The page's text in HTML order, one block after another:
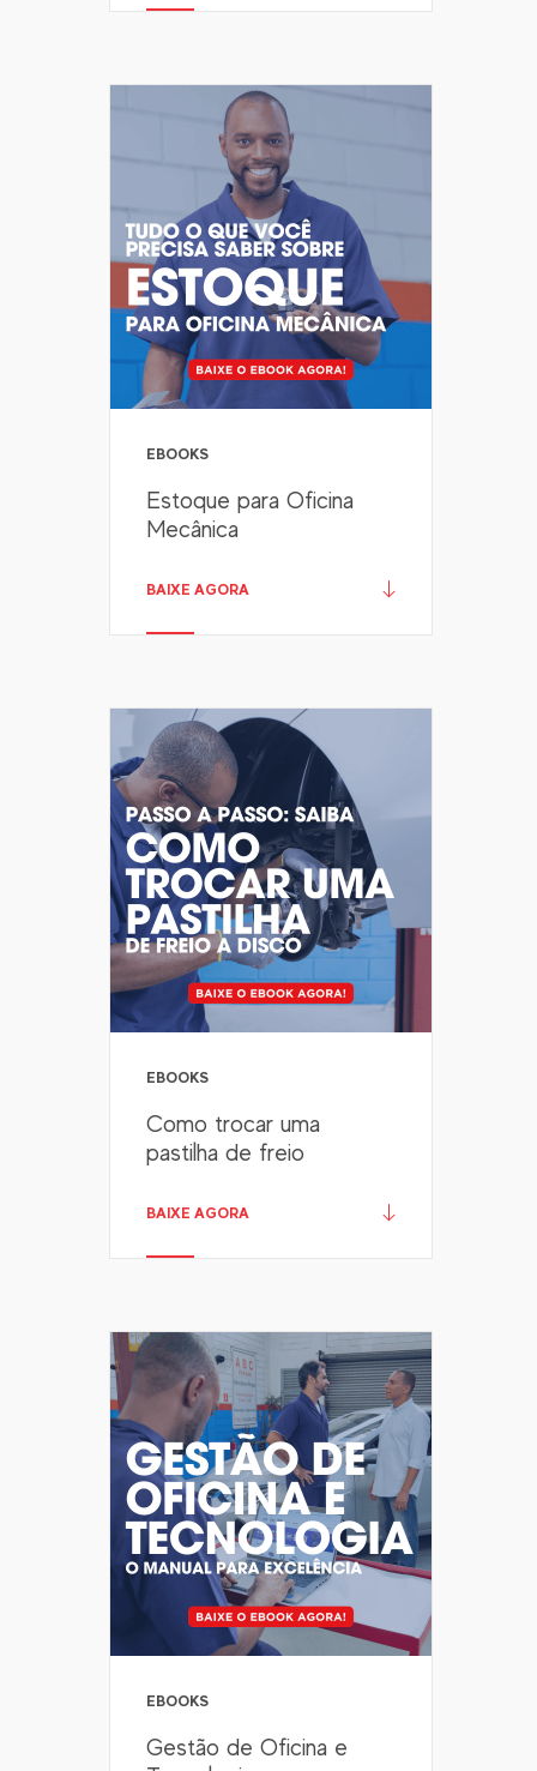
EBOOKS
Estoque para Oficina
Mecânica
BAIXE AGORA
EBOOKS
Como trocar uma
pastilha de freio
BAIXE AGORA
EBOOKS
Gestão de Oficina e